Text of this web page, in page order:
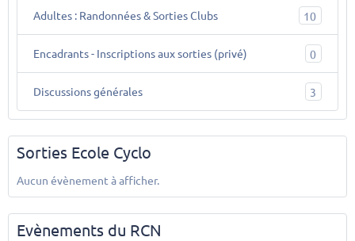
Adultes : Randonnées & Sorties Clubs 10
Encadrants - Inscriptions aux sorties (privé) 0
Discussions générales 3
Sorties Ecole Cyclo
Aucun évènement à afficher.
Evènements du RCN